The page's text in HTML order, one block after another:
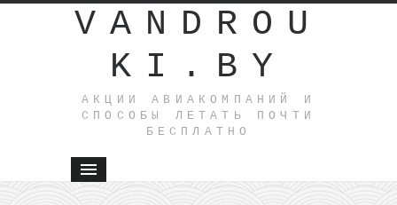
VANDROU
KI.BY
АКЦИИ АВИАКОМПАНИЙ И
СПОСОБЫ ЛЕТАТЬ ПОЧТИ
БЕСПЛАТНО